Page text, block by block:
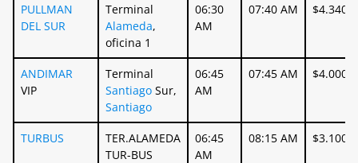
PULLMAN
DEL SUR
Terminal
Alameda,
oficina 1
06:30
AM
07:40 AM $4.340
ANDIMAR
VIP
Terminal
Santiago Sur,
Santiago
06:45
AM
07:45 AM $4.000
TURBUS
TER.ALAMEDA
TUR-BUS
06:45
AM
08:15 AM $3.100